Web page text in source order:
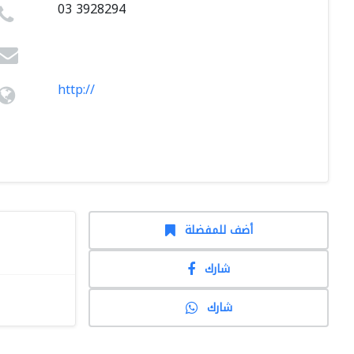
03 3928294
http://
أضف للمفضلة
شارك
شارك